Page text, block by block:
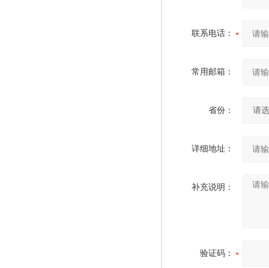
联系电话：
常用邮箱：
省份：
详细地址：
补充说明：
验证码：